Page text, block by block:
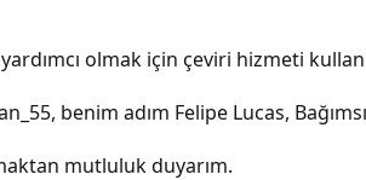
yardımcı olmak için çeviri hizmeti
benim adım Felipe Lucas,
mutluluk duyarım.